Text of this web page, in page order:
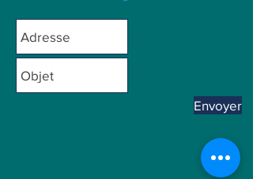
Envoyer